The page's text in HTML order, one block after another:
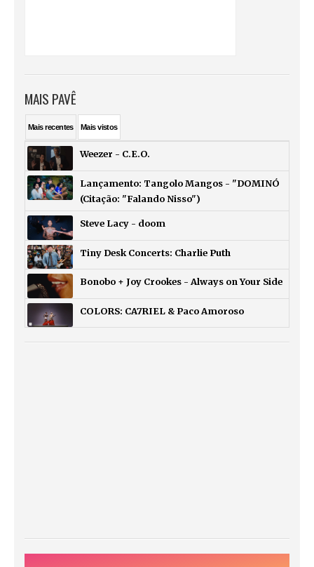
MAIS PAVÊ
Maisrecentes Maisvistos
Weezer - C.E.O.
Lançamento: Tangolo Mangos - "DOMINÓ
(Citação: "Falando Nisso")
Steve Lacy - doom
Tiny Desk Concerts: Charlie Puth
Bonobo + Joy Crookes - Always on Your Side
COLORS: CA7RIEL & Paco Amoroso